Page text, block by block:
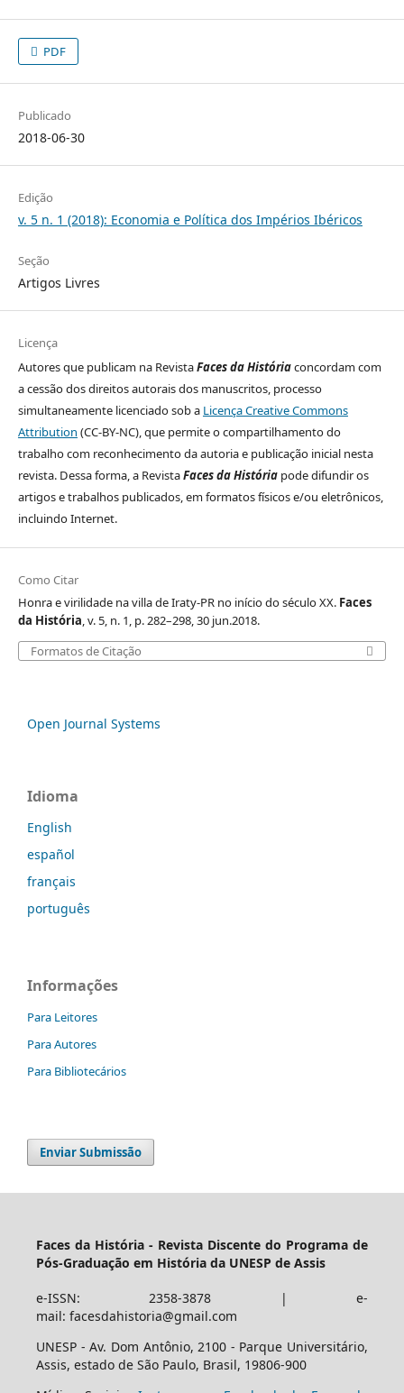
PDF
Publicado
2018-06-30
Edição
v. 5 n. 1 (2018): Economia e Política dos Impérios Ibéricos
Seção
Artigos Livres
Licença
Autores que publicam na RevistaFaces da Históriaconcordam com
a cessão dos direitos autorais dos manuscritos, processo
simultaneamente licenciado sob a Licença Creative Commons
Attribution (CC-BY-NC), que permite o compartilhamento do
trabalho com reconhecimento da autoria e publicação inicial nesta
revista. Dessa forma, a RevistaFaces da Históriapode difundir os
artigos e trabalhos publicados, em formatos físicos e/ou eletrônicos,
incluindo Internet.
Como Citar
Honra e virilidade na villa de Iraty-PR no início do século XX. Faces
da História, v. 5, n. 1, p. 282–298, 30 jun.2018.
Formatos de Citação
Open Journal Systems
Idioma
English
español
français
português
Informações
Para Leitores
Para Autores
Para Bibliotecários
Enviar Submissão
Faces da História - Revista Discente do Programa de
Pós-Graduação em História da UNESP de Assis
e-ISSN: 2358-3878 | e-
mail: facesdahistoria@gmail.com
UNESP - Av. Dom Antônio, 2100 - Parque Universitário,
Assis, estado de São Paulo, Brasil, 19806-900